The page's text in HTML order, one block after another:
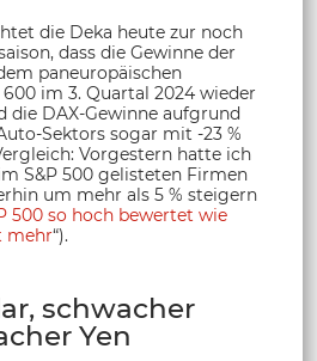
die Deka heute zur noch
dass die Gewinne der
paneuropäischen
600 im 3. Quartal 2024 wieder
die DAX-Gewinne aufgrund
Sektors sogar mit -23 %
Vorgestern hatte ich
S&P 500 gelisteten Firmen
um mehr als 5 % steigern
500 so hoch bewertet wie
mehr“).
schwacher
Yen